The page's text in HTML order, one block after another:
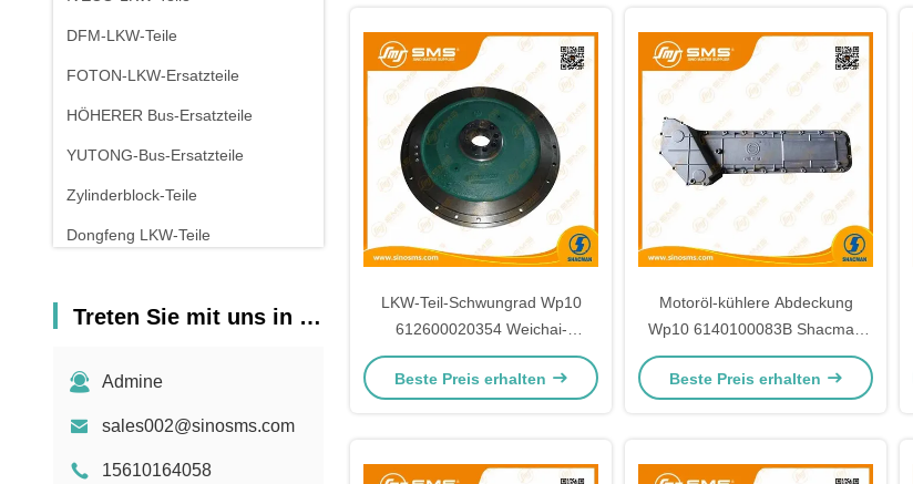
DFM-LKW-Teile
FOTON-LKW-Ersatzteile
HÖHERER Bus-Ersatzteile
YUTONG-Bus-Ersatzteile
Zylinderblock-Teile
Dongfeng LKW-Teile
Treten Sie mit uns in Verbindung
Admine
sales002@sinosms.com
15610164058
LKW-Teil-Schwungrad Wp10
612600020354 Weichai-
Maschinen-SHACMAN
Beste Preis erhalten
Motoröl-kühlere Abdeckung
Wp10 6140100083B Shacman
Weichai
Beste Preis erhalten